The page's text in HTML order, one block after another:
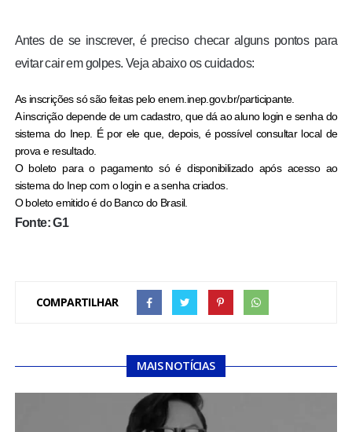
Antes de se inscrever, é preciso checar alguns pontos para
evitar cair em golpes. Veja abaixo os cuidados:
As inscrições só são feitas peloenem.inep.gov.br/participante.
A inscrição depende de um cadastro, que dá ao aluno login e senha do
sistema do Inep. É por ele que, depois, é possível consultar local de
prova e resultado.
O boleto para o pagamento só é disponibilizado após acesso ao
sistema do Inep com o login e a senha criados.
O boleto emitido é do Banco do Brasil.
Fonte: G1
COMPARTILHAR
MAIS NOTÍCIAS